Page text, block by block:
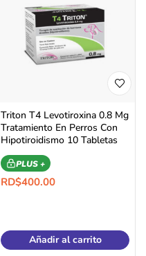
Triton T4 Levotiroxina 0.8 Mg
Tratamiento En Perros Con
Hipotiroidismo 10 Tabletas
PLUS +
RD$400.00
Añadir al carrito